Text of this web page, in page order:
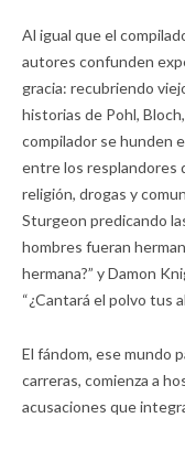
Al igual que el
autores confunden
gracia: recubriendo
historias de Pohl,
compilador se hunden
entre los resplandores
religión, drogas y
Sturgeon predicando
hombres fueran
hermana?” y Damon
“¿Cantará el polvo tus
El fándom, ese mundo
carreras, comienza a
acusaciones que